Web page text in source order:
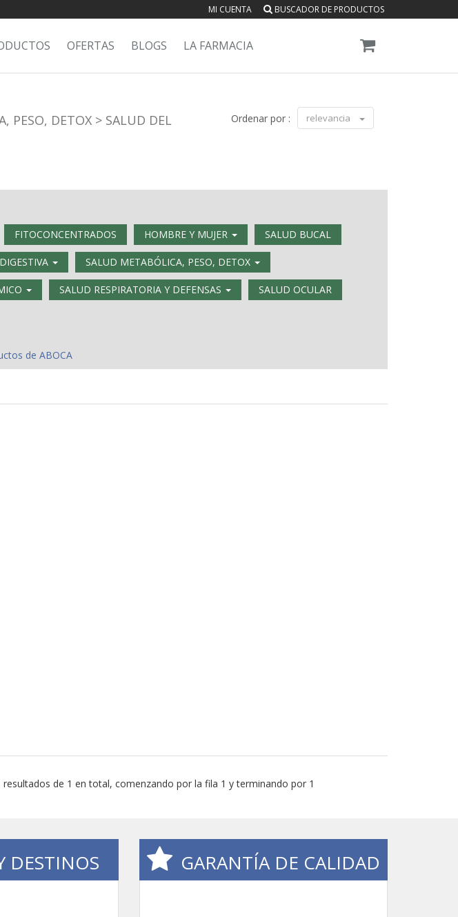
MI CUENTA BUSCADOR DE PRODUCTOS
OFERTAS BLOGS LA FARMACIA
PESO, DETOX> SALUD DEL
Ordenar por : relevancia
FITOCONCENTRADOS HOMBRE Y MUJER SALUD BUCAL
SALUD METABÓLICA, PESO, DETOX
SALUD RESPIRATORIA Y DEFENSAS SALUD OCULAR
de ABOCA
de 1 en total, comenzando por la fila 1 y terminando por 1
DESTINOS GARANTÍA DE CALIDAD